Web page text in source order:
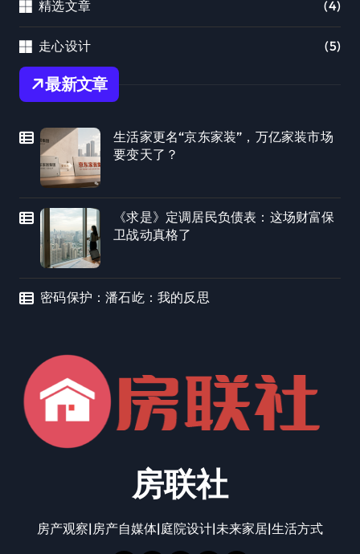
精选文章 (4)
走心设计 (5)
最新文章
生活家更名“京东家装”，万亿家装市场
要变天了？
《求是》定调居民负债表：这场财富保
卫战动真格了
密码保护：潘石屹：我的反思
房联社
房产观察|房产自媒体|庭院设计|未来家居|生活方式